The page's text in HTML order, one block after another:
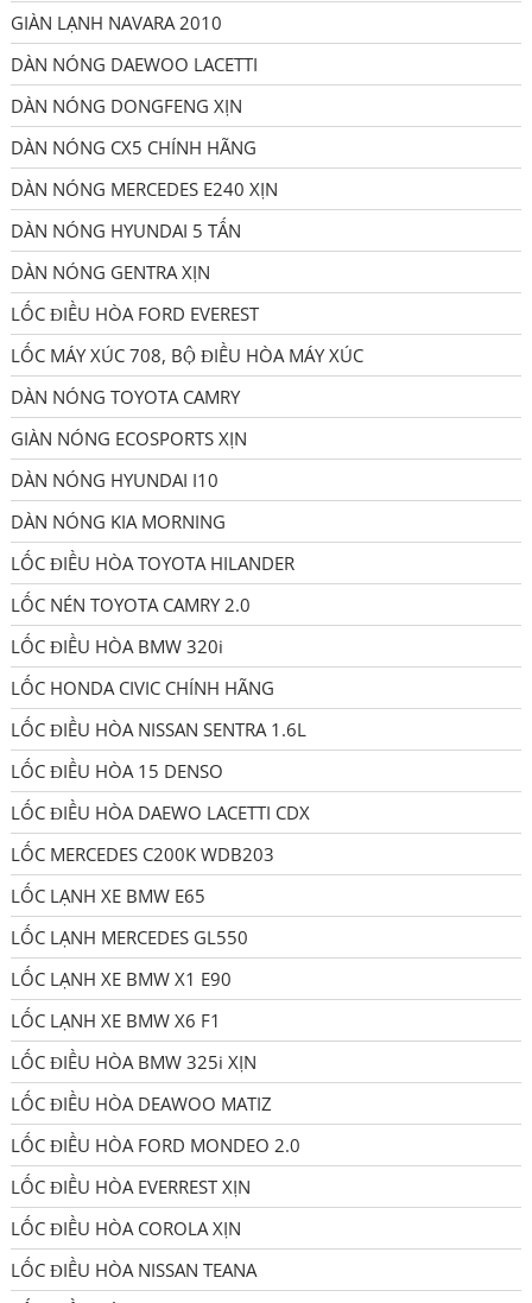
GIÀN LẠNH NAVARA 2010
DÀN NÓNG DAEWOO LACETTI
DÀN NÓNG DONGFENG XỊN
DÀN NÓNG CX5 CHÍNH HÃNG
DÀN NÓNG MERCEDES E240 XỊN
DÀN NÓNG HYUNDAI 5 TẤN
DÀN NÓNG GENTRA XỊN
LỐC ĐIỀU HÒA FORD EVEREST
LỐC MÁY XÚC 708, BỘ ĐIỀU HÒA MÁY XÚC
DÀN NÓNG TOYOTA CAMRY
GIÀN NÓNG ECOSPORTS XỊN
DÀN NÓNG HYUNDAI I10
DÀN NÓNG KIA MORNING
LỐC ĐIỀU HÒA TOYOTA HILANDER
LỐC NÉN TOYOTA CAMRY 2.0
LỐC ĐIỀU HÒA BMW 320i
LỐC HONDA CIVIC CHÍNH HÃNG
LỐC ĐIỀU HÒA NISSAN SENTRA 1.6L
LỐC ĐIỀU HÒA 15 DENSO
LỐC ĐIỀU HÒA DAEWO LACETTI CDX
LỐC MERCEDES C200K WDB203
LỐC LẠNH XE BMW E65
LỐC LẠNH MERCEDES GL550
LỐC LẠNH XE BMW X1 E90
LỐC LẠNH XE BMW X6 F1
LỐC ĐIỀU HÒA BMW 325i XỊN
LỐC ĐIỀU HÒA DEAWOO MATIZ
LỐC ĐIỀU HÒA FORD MONDEO 2.0
LỐC ĐIỀU HÒA EVERREST XỊN
LỐC ĐIỀU HÒA COROLA XỊN
LỐC ĐIỀU HÒA NISSAN TEANA